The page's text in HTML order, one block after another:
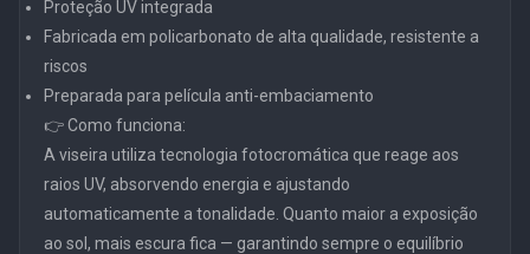
Proteção UV integrada
Fabricada em policarbonato de alta qualidade, resistente a
riscos
Preparada para película anti-embaciamento
👉 Como funciona:
A viseira utiliza tecnologia fotocromática que reage aos
raios UV, absorvendo energia e ajustando
automaticamente a tonalidade. Quanto maior a exposição
ao sol, mais escura fica — garantindo sempre o equilíbrio